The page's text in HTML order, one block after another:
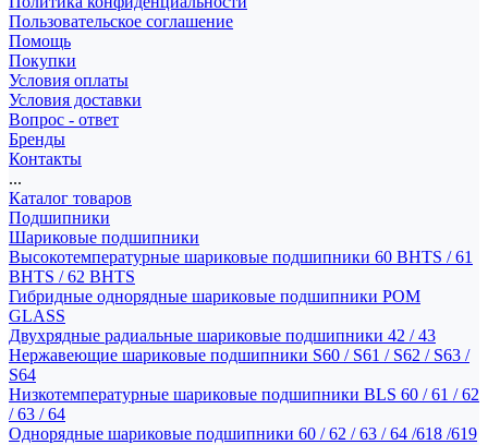
Пользовательское соглашение
Помощь
Покупки
Условия оплаты
Условия доставки
Вопрос - ответ
Бренды
Контакты
...
Каталог товаров
Подшипники
Шариковые подшипники
Высокотемпературные шариковые подшипники 60 BHTS / 61
BHTS / 62 BHTS
Гибридные однорядные шариковые подшипники POM
GLASS
Двухрядные радиальные шариковые подшипники 42 / 43
Нержавеющие шариковые подшипники S60 / S61 / S62 / S63 /
S64
Низкотемпературные шариковые подшипники BLS 60 / 61 / 62
/ 63 / 64
Однорядные шариковые подшипники 60 / 62 / 63 / 64 /618 /619